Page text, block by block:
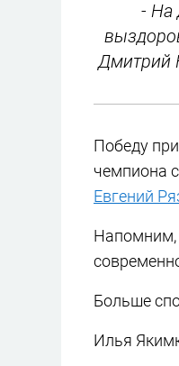
- На
Дмитрий
Победу
чемпиона
Евгений
Напомним,
Больше
Илья